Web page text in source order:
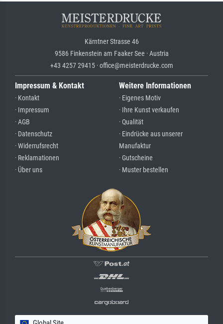
Kärntner Strasse 46
9586 Finkenstein am Faaker See · Austria
+43 4257 29415 · office@meisterdrucke.com
Impressum & Kontakt
· Kontakt
· Impressum
· AGB
· Datenschutz
· Widerrufsrecht
· Reklamationen
· Über uns
Weitere Informationen
· Eigenes Motiv
· Ihre Kunst verkaufen
· Qualität
· Eindrücke aus unserer
Manufaktur
· Gutscheine
· Muster bestellen